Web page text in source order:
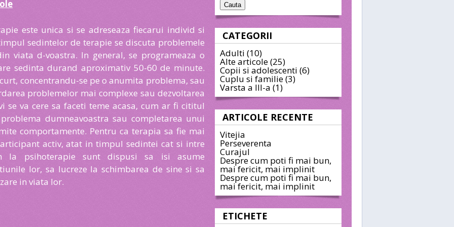
CATEGORII
Adulti (10)
Alte articole(25)
Copii si adolescenti (6)
Cuplu si familie(3)
Varsta a III-a (1)
ARTICOLE RECENTE
Vitejia
Perseverenta
Curajul
Despre cum poti fi mai bun,
mai fericit, mai implinit
Despre cum poti fi mai bun,
mai fericit, mai implinit
ETICHETE
este unica si se adreseaza fiecarui individ si
sedintelor de terapie se discuta problemele
viata d-voastra. In general, se programeaza o
sedinta durand aproximativ 50-60 de minute.
concentrandu-se pe o anumita problema, sau
problemelor mai complexe sau dezvoltarea
va cere sa faceti teme acasa, cum ar fi cititul
dumneavoastra sau completarea unui
comportamente. Pentru ca terapia sa fie mai
activ, atat in timpul sedintei cat si intre
la psihoterapie sunt dispusi sa isi asume
lor, sa lucreze la schimbarea de sine si sa
in viata lor.